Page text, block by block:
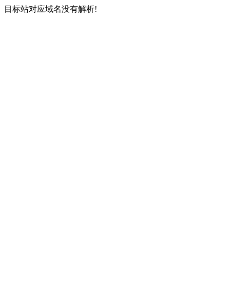
目标站对应域名没有解析!